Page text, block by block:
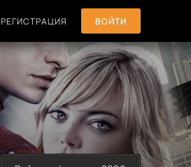
РЕГИСТРАЦИЯ ВОЙТИ